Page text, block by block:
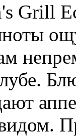
Grill